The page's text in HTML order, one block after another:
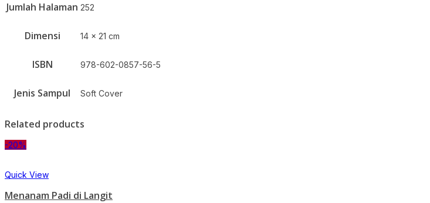
Jumlah Halaman 252
Dimensi 14 x 21 cm
ISBN 978-602-0857-56-5
Jenis Sampul Soft Cover
Related products
-20%
Quick View
Menanam Padi di Langit